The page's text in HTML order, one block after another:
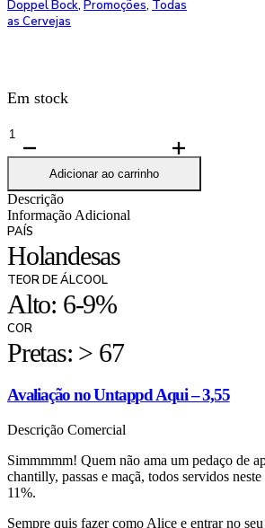
Doppel Bock, Promoções, Todas
as Cervejas
Em stock
Quantidade
Apfelstrudel
Doppelbock
33cl
-
11%
Adicionar ao carrinho
Descrição
Informação Adicional
PAÍS
Holandesas
TEOR DE ÁLCOOL
Alto: 6-9%
COR
Pretas: > 67
Avaliação no Untappd Aqui – 3,55
Descrição Comercial
Simmmmm! Quem não ama um pedaço de
chantilly, passas e maçã, todos servidos
11%.
Sempre quis fazer como Alice e entrar no